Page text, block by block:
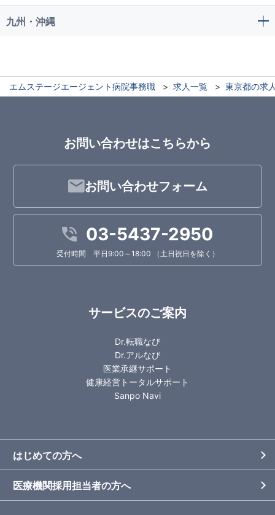
九州・沖縄
エムステージエージェント病院事務職 求人一覧 東京都の求
お問い合わせはこちらから
お問い合わせフォーム
03-5437-2950
受付時間 平日9:00～18:00 （土日祝日を除く）
サービスのご案内
Dr.転職なび
Dr.アルなび
医業承継サポート
健康経営トータルサポート
Sanpo Navi
はじめての方へ
医療機関採用担当者の方へ